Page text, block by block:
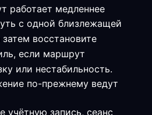
работает медленнее
с одной близлежащей
восстановите
если маршрут
или нестабильность.
по-прежнему ведут
учётную запись, сеанс